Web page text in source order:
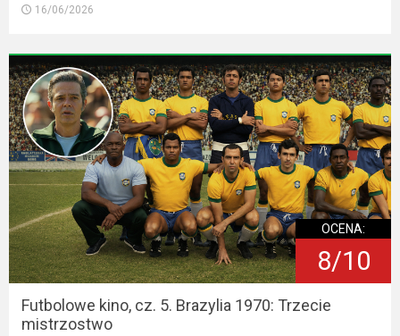
16/06/2026
OCENA:
8/10
Futbolowe kino, cz. 5. Brazylia 1970: Trzecie
mistrzostwo